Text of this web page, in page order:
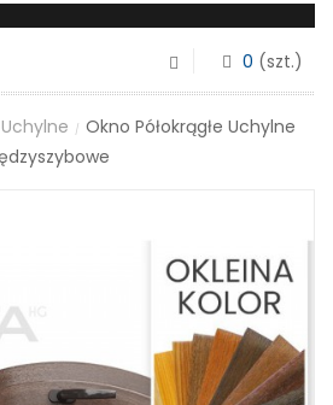
0 (szt.)
Uchylne / Okno Półokrągłe Uchylne